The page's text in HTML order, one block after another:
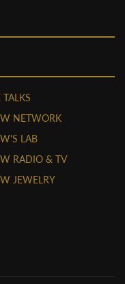
TALKS
NETWORK
LAB
RADIO & TV
JEWELRY